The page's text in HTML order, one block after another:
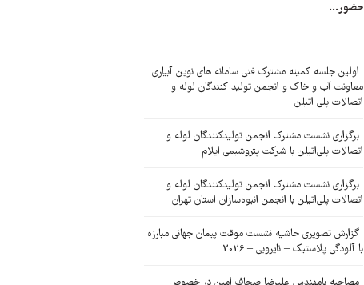
حضور...
اولین جلسه کمیته مشترک فنی سامانه های نوین آبیاری
معاونت آب و خاک و انجمن تولید کنندگان لوله و
اتصالات پلی اتیلن
برگزاری نشست مشترک انجمن تولیدکنندگان لوله و
اتصالات پلی‌اتیلن با شرکت پتروشیمی ایلام
برگزاری نشست مشترک انجمن تولیدکنندگان لوله و
اتصالات پلی‌اتیلن با انجمن انبوه‌سازان استان تهران
گزارش تصویری حاشیه نشست موقت پیمان جهانی مبارزه
با آلودگی پلاستیک – نایروبی – 2026